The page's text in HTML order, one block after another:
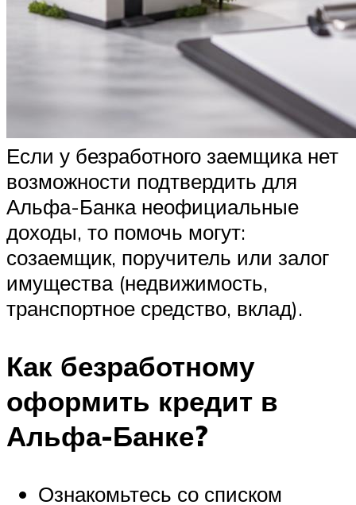
Если у безработного заемщика нет
возможности подтвердить для
Альфа-Банка неофициальные
доходы, то помочь могут:
созаемщик, поручитель или залог
имущества (недвижимость,
транспортное средство, вклад).
Как безработному
оформить кредит в
Альфа-Банке?
Ознакомьтесь со списком